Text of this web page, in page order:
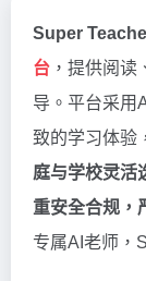
Super
台 ，提供阅
导。平台采用
致的学习体验
庭与学校灵活
重安全合规，
专属AI老师，